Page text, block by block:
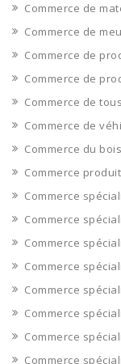
Commerce de
Commerce de
Commerce de
Commerce de
Commerce de
Commerce de
Commerce du bois
Commerce
Commerce
Commerce
Commerce
Commerce
Commerce
Commerce
Commerce
Commerce